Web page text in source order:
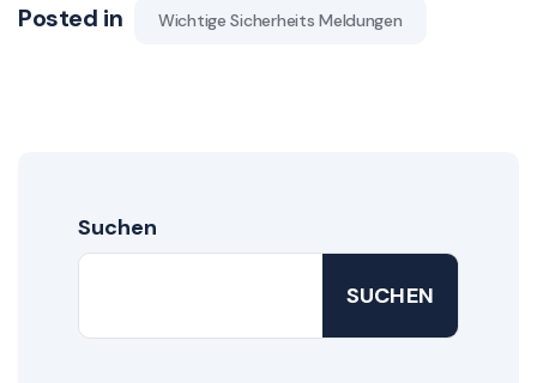
Posted in Wichtige Sicherheits Meldungen
Suchen
SUCHEN